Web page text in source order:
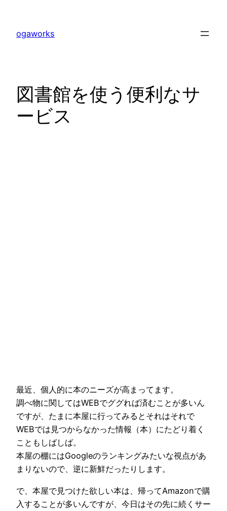
ogaworks
図書館を使う便利なサ
ービス
最近、個人的に本のニーズが高まってます。
調べ物に関してはWEBでググれば済むことが多いん
ですが、たまに本屋に行ってみるとそれはそれで
WEBでは見つからなかった情報（本）にたどり着く
こともしばしば。
本屋の棚にはGoogleのランキングみたいな視点があ
まりないので、逆に新鮮だったりします。
で、本屋で見つけた欲しい本は、帰ってAmazonで購
入することが多いんですが、今日はその先に続くサー